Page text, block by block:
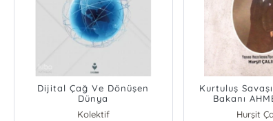
Dijital Çağ Ve Dönüşen
Dünya
Kolektif
Kurtuluş
Bakanı
ÇALIKA’NIN
Hurşit